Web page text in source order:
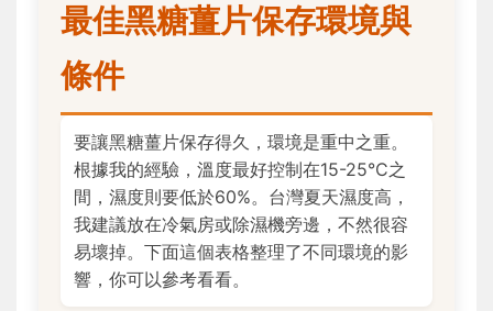
最佳黑糖薑片保存環境與
條件
要讓黑糖薑片保存得久，環境是重中之重。
根據我的經驗，溫度最好控制在15-25°C之
間，濕度則要低於60%。台灣夏天濕度高，
我建議放在冷氣房或除濕機旁邊，不然很容
易壞掉。下面這個表格整理了不同環境的影
響，你可以參考看看。